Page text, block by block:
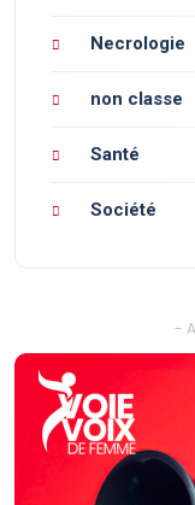
Necrologie
non classe
Santé
Société
-